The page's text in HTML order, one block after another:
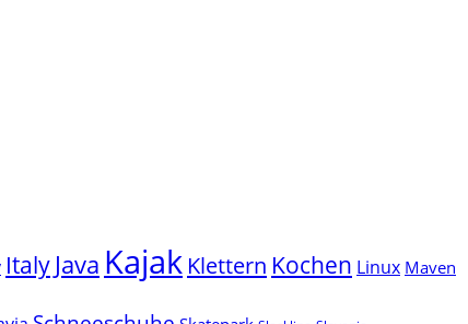
Italy Java Kajak Klettern Kochen Linux Maven